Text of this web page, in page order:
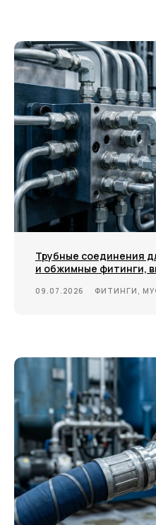
Трубные соединения
и обжимные фитинги,
09.07.2026 ФИТИНГИ,